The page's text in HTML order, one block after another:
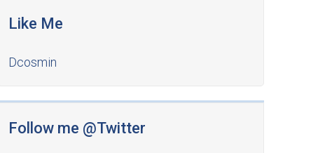
Like Me
Dcosmin
Follow me @Twitter